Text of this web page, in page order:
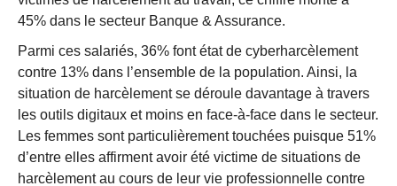
45% dans le secteur Banque & Assurance.
Parmi ces salariés, 36% font état de cyberharcèlement
contre 13% dans l’ensemble de la population. Ainsi, la
situation de harcèlement se déroule davantage à travers
les outils digitaux et moins en face-à-face dans le secteur.
Les femmes sont particulièrement touchées puisque 51%
d’entre elles affirment avoir été victime de situations de
harcèlement au cours de leur vie professionnelle contre